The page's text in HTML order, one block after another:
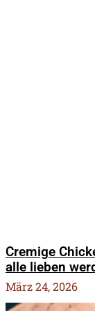
Cremige
alle lieben
März 24, 2026